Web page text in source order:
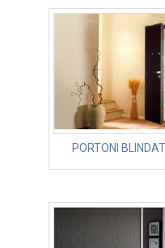
PORTONI